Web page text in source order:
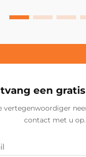
een
vertegenwoordiger
contact met u op.